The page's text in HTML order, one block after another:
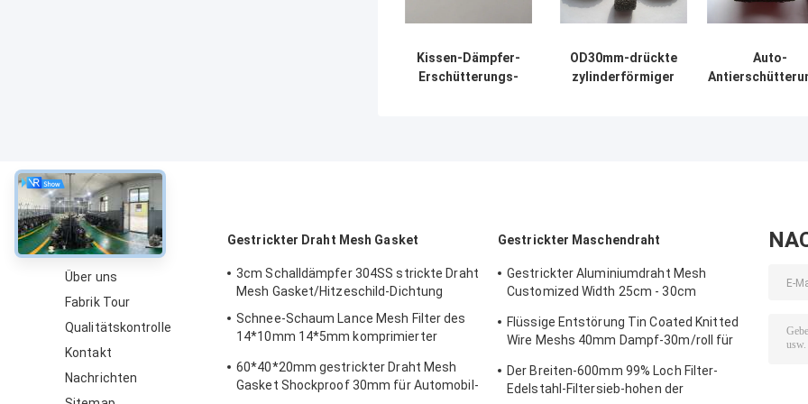
Kissen-Dämpfer-
Erschütterungs-
OD30mm-drückte
zylinderförmiger
Auto-
über
Über uns
Fabrik Tour
Qualitätskontrolle
Kontakt
Nachrichten
Gestrickter Draht Mesh Gasket
3cm Schalldämpfer 304SS strickte Draht
Mesh Gasket/Hitzeschild-Dichtung
Schnee-Schaum Lance Mesh Filter des
14*10mm 14*5mm komprimierter
60*40*20mm gestrickter Draht Mesh
Gasket Shockproof 30mm für Automobil-
Gestrickter Maschendraht
Gestrickter Aluminiumdraht Mesh
Customized Width 25cm - 30cm
Flüssige Entstörung Tin Coated Knitted
Wire Meshs 40mm Dampf-30m/roll für
Der Breiten-600mm 99% Loch Filter-
Edelstahl-Filtersieb-hohen der